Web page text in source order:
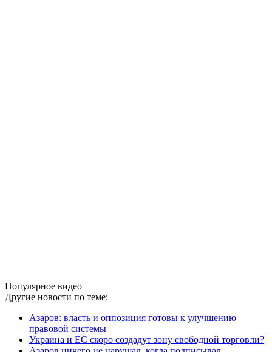
Популярное видео
Другие новости по теме:
Азаров: власть и оппозиция готовы к улучшению
правовой системы
Украина и ЕС скоро создадут зону свободной торговли?